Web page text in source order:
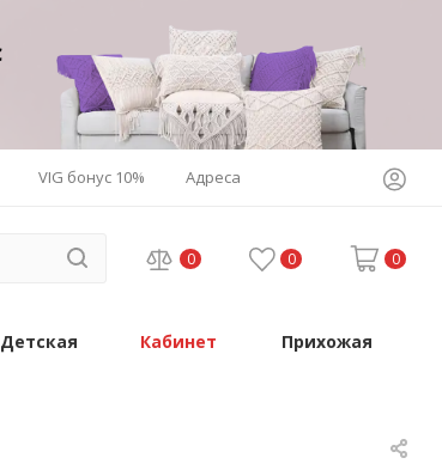
VIG бонус 10% Адреса
0 0 0
Детская Кабинет Прихожая